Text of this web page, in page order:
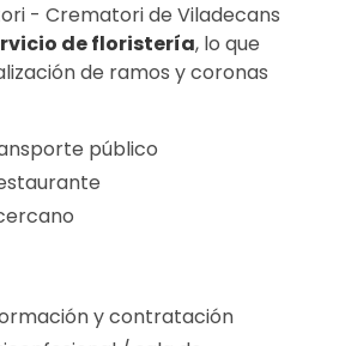
- Crematori de Viladecans
de floristería, lo que
de ramos y coronas
público
y contratación